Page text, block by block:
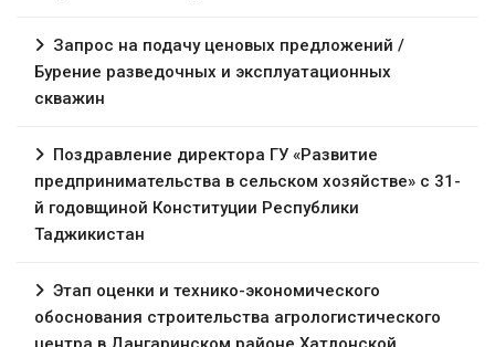
Запрос на подачу ценовых предложений /
Бурение разведочных и эксплуатационных
скважин
Поздравление директора ГУ «Развитие
предпринимательства в сельском хозяйстве» с 31-
й годовщиной Конституции Республики
Таджикистан
Этап оценки и технико-экономического
обоснования строительства агрологистического